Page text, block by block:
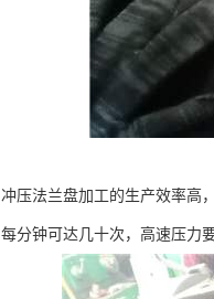
冲压法兰盘加工的生产效率高
每分钟可达几十次，高速压力